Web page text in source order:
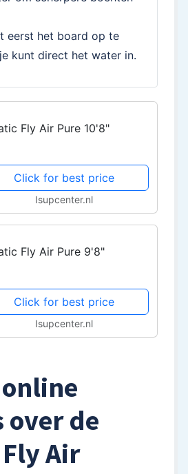
eerst het board op te
kunt direct het water in.
Fly Air Pure 10'8"
Click for best price
Isupcenter.nl
Fly Air Pure 9'8"
Click for best price
Isupcenter.nl
over de
Air